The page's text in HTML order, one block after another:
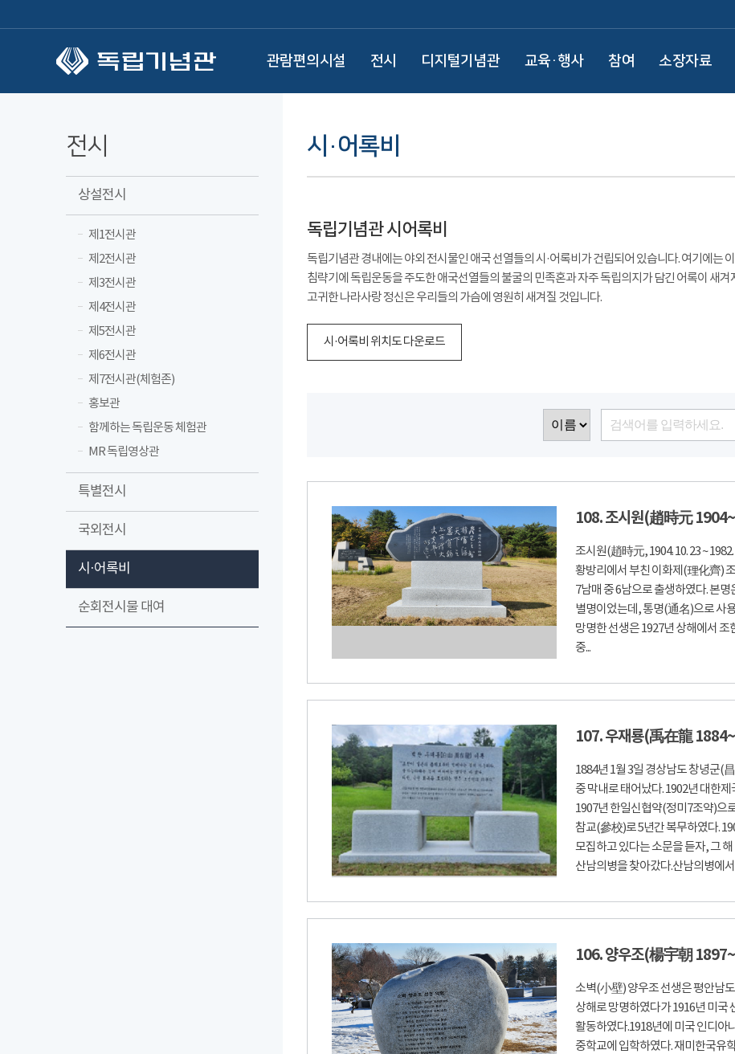
관람편의시설 전시 디지털기념관 교육·행사 참여 소장자료
전시
상설전시
제1전시관
제2전시관
제3전시관
제4전시관
제5전시관
제6전시관
제7전시관(체험존)
홍보관
함께하는 독립운동 체험관
MR 독립영상관
특별전시
국외전시
시·어록비
순회전시물 대여
시·어록비
독립기념관 시어록비
독립기념관 경내에는 야외 전시물인 애국 선열들의 시·어록비가 건립되어 있습니다. 여기에는
침략기에 독립운동을 주도한 애국선열들의 불굴의 민족혼과 자주 독립의지가 담긴 어록이 새겨
고귀한 나라사랑 정신은 우리들의 가슴에 영원히 새겨질 것입니다.
시·어록비 위치도 다운로드
108. 조시원(趙時元
조시원(趙時元, 1904. 10. 23 ~
황방리에서 부친 이화제(理化齊)
7남매 중 6남으로 출생하였다. 본
별명이었는데, 통명(通名)으로 사
망명한 선생은 1927년 상해에서
중...
107. 우재룡(禹在龍
1884년 1월 3일 경상남도 창녕군(
중 막내로 태어났다. 1902년 대한
1907년 한일신협약(정미7조약)으
참교(參校)로 5년간 복무하였다.
모집하고 있다는 소문을 듣자, 그
산남의병을 찾아갔다.산남의병에
106. 양우조(楊宇朝
소벽(小壁) 양우조 선생은 평안남
상해로 망명하였다가 1916년 미국
활동하였다.1918년에 미국 인디아
중학교에 입학하였다. 재미한국유